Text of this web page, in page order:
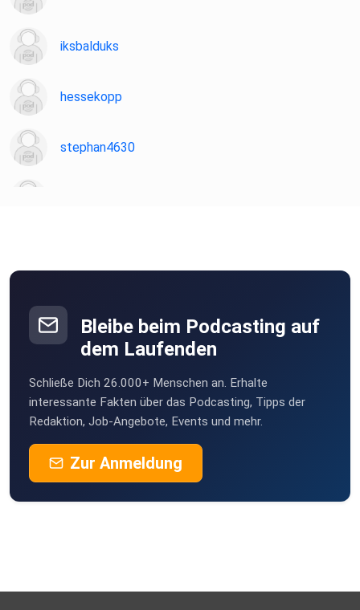
iksbalduks
hessekopp
stephan4630
Reikiblume
max3101
geraldu
Bleibe beim Podcasting auf
dem Laufenden
Schließe Dich 26.000+ Menschen an. Erhalte
interessante Fakten über das Podcasting, Tipps der
Redaktion, Job-Angebote, Events und mehr.
Zur Anmeldung